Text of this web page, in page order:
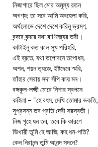
নিজাগারে ছিল মোর অমূল্য রতন
অগণ্য; তা সবে আমি অবহেলা করি,
অর্থলোভে দেশে দেশে করিনু ভ্রমণ,
বন্দরে বন্দরে যথা বাণিজ্যের তরী।
কাটাইনু কত কাল সুখ পরিহরি,
এই ব্রতে, যথা তপোবনে তপোধন,
অশন, শয়ন ত্যজে, ইষ্টদেবে স্মরি,
তাঁহার সেবায় সদা সঁপি কায় মন।
বঙ্গকূল-লক্ষ্মী মোরে নিশার স্বপনে
কহিলা – “হে বৎস, দেখি তোমার ভকতি,
সুপ্রসন্ন তব প্রতি দেবী সরস্বতী।
নিজ গৃহে ধন তব, তবে কি কারণে
ভিখারী তুমি হে আজি, কহ ধন-পতি?
কেন নিরানন্দ তুমি আনন্দ সদনে?